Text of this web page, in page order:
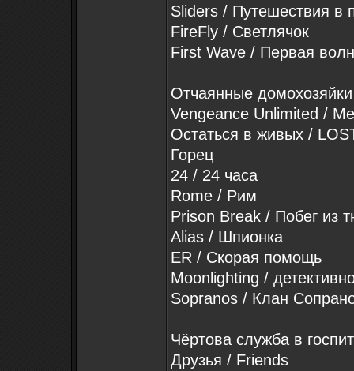
Sliders / Путешествия в
FireFly / Светлячок
First Wave / Первая
Отчаянные
Vengeance Unlimited /
Остаться в живых /
Горец
24 / 24 часа
Rome / Рим
Prison Break / Побег из
Alias / Шпионка
ER / Скорая помощь
Moonlighting /
Sopranos / Клан
Чёртова служба в
Друзья / Friends